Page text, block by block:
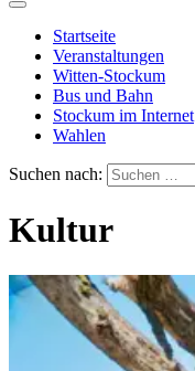
Startseite
Veranstaltungen
Witten-Stockum
Bus und Bahn
Stockum im Internet
Wahlen
Suchen nach:
Kultur